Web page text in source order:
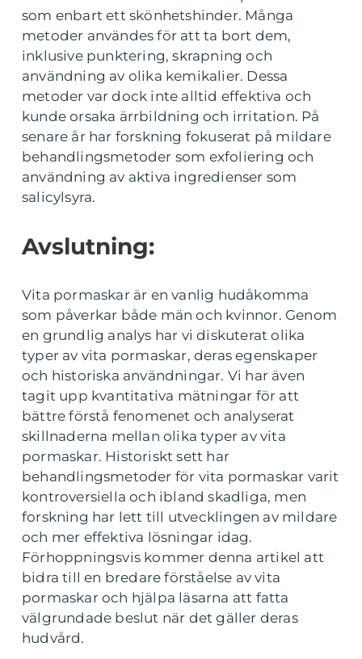
som enbart ett skönhetshinder. Många
metoder användes för att ta bort dem,
inklusive punktering, skrapning och
användning av olika kemikalier. Dessa
metoder var dock inte alltid effektiva och
kunde orsaka ärrbildning och irritation. På
senare år har forskning fokuserat på mildare
behandlingsmetoder som exfoliering och
användning av aktiva ingredienser som
salicylsyra.
Avslutning:
Vita pormaskar är en vanlig hudåkomma
som påverkar både män och kvinnor. Genom
en grundlig analys har vi diskuterat olika
typer av vita pormaskar, deras egenskaper
och historiska användningar. Vi har även
tagit upp kvantitativa mätningar för att
bättre förstå fenomenet och analyserat
skillnaderna mellan olika typer av vita
pormaskar. Historiskt sett har
behandlingsmetoder för vita pormaskar varit
kontroversiella och ibland skadliga, men
forskning har lett till utvecklingen av mildare
och mer effektiva lösningar idag.
Förhoppningsvis kommer denna artikel att
bidra till en bredare förståelse av vita
pormaskar och hjälpa läsarna att fatta
välgrundade beslut när det gäller deras
hudvård.